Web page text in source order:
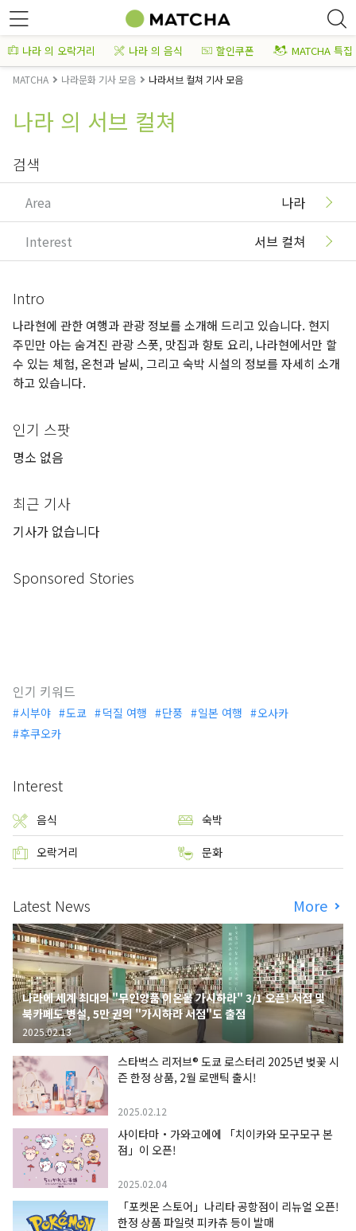
나라 의 오락거리 나라 의 음식 할인쿠폰 MATCHA 특집
MATCHA 나라문화 기사 모음 나라서브 컬쳐 기사 모음
나라 의 서브 컬쳐
검색
Area 나라
Interest 서브 컬쳐
Intro
나라현에 관한 여행과 관광 정보를 소개해 드리고 있습니다. 현지
주민만 아는 숨겨진 관광 스폿, 맛집과 향토 요리, 나라현에서만 할
수 있는 체험, 온천과 날씨, 그리고 숙박 시설의 정보를 자세히 소개
하고 있습니다.
인기 스팟
명소 없음
최근 기사
기사가 없습니다
Sponsored Stories
인기 키워드
시부야 도쿄 덕질 여행 단풍 일본 여행
오사카
후쿠오카
Interest
음식 숙박
오락거리 문화
Latest News More
나라에 세계 최대의 "무인양품 이온몰 가시하라" 3/1 오픈! 서점 및
북카페도 병설, 5만 권의 "가시하라 서점"도 출점
2025.02.13
스타벅스 리저브® 도쿄 로스터리 2025년 벚꽃 시
즌 한정 상품, 2월 로맨틱 출시!
2025.02.12
사이타마・가와고에에 「치이카와 모구모구 본
점」이 오픈!
2025.02.04
「포켓몬 스토어」나리타 공항점이 리뉴얼 오픈!
한정 상품 파일럿 피카츄 등이 발매